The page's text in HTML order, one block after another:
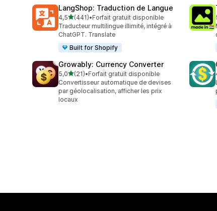
LangShop: Traduction de Langue
4,5étoile(s) sur 5
(441)
441 avis au total
•Forfait gratuit disponible
Traducteur multilingue illimité, intégré à
ChatGPT. Translate
Built for Shopify
Growably: Currency Converter
5,0étoile(s) sur 5
(21)
21 avis au total
•Forfait gratuit disponible
Convertisseur automatique de devises
par géolocalisation, afficher les prix
locaux